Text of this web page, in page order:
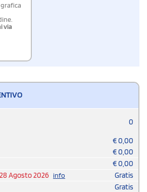
via
0
€0,00
€0,00
€0,00
28 Agosto 2026 info
Gratis
Gratis